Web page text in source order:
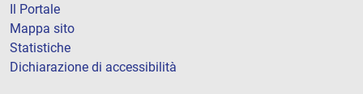
Il Portale
Mappa sito
Statistiche
Dichiarazione di accessibilità